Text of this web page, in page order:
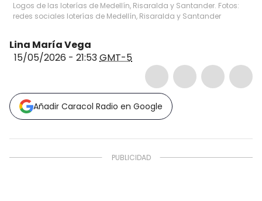
Logos de las loterías de Medellín, Risaralda y Santander. Fotos:
redes sociales loterías de Medellín, Risaralda y Santander
Lina María Vega
15/05/2026 - 21:53GMT-5
Añadir Caracol Radio en Google